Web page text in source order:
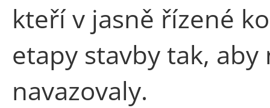
kteří v jasně řízené
etapy stavby tak,
navazovaly.